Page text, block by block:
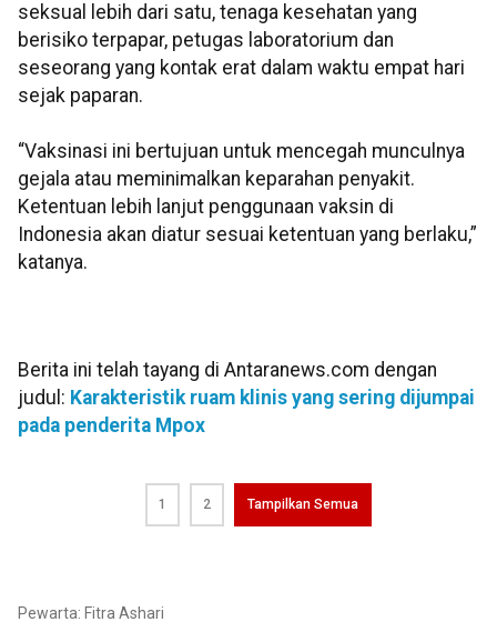
seksual lebih dari satu, tenaga kesehatan yang
berisiko terpapar, petugas laboratorium dan
seseorang yang kontak erat dalam waktu empat hari
sejak paparan.
“Vaksinasi ini bertujuan untuk mencegah munculnya
gejala atau meminimalkan keparahan penyakit.
Ketentuan lebih lanjut penggunaan vaksin di
Indonesia akan diatur sesuai ketentuan yang berlaku,”
katanya.
Berita ini telah tayang di Antaranews.com dengan
judul: Karakteristik ruam klinis yang sering dijumpai
pada penderita Mpox
1 2 Tampilkan Semua
Pewarta: Fitra Ashari